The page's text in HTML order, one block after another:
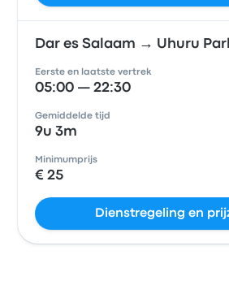
Dar es Salaam → Uhuru
Eerste en laatste vertrek
05:00 — 22:30
Gemiddelde tijd
9u 3m
Minimumprijs
€ 25
Dienstregeling en